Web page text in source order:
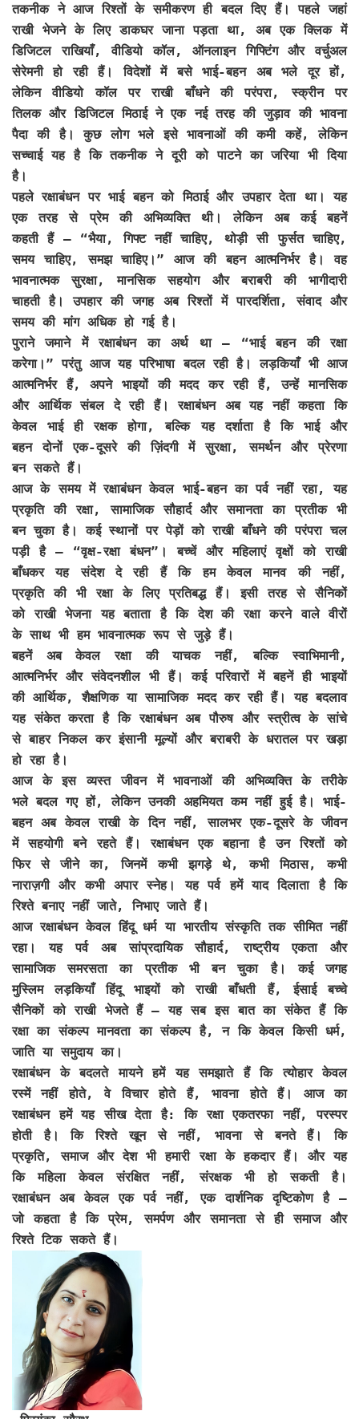
तकनीक ने आज रिश्तों के समीकरण ही बदल दिए हैं। पहले जहां
राखी भेजने के लिए डाकघर जाना पड़ता था, अब एक क्लिक में
डिजिटल राखियाँ, वीडियो कॉल, ऑनलाइन गिफ्टिंग और वर्चुअल
सेरेमनी हो रही हैं। विदेशों में बसे भाई-बहन अब भले दूर हों,
लेकिन वीडियो कॉल पर राखी बाँधने की परंपरा, स्क्रीन पर
तिलक और डिजिटल मिठाई ने एक नई तरह की जुड़ाव की भावना
पैदा की है। कुछ लोग भले इसे भावनाओं की कमी कहें, लेकिन
सच्चाई यह है कि तकनीक ने दूरी को पाटने का जरिया भी दिया
है।
पहले रक्षाबंधन पर भाई बहन को मिठाई और उपहार देता था। यह
एक तरह से प्रेम की अभिव्यक्ति थी। लेकिन अब कई बहनें
कहती हैं — “भैया, गिफ्ट नहीं चाहिए, थोड़ी सी फुर्सत चाहिए,
समय चाहिए, समझ चाहिए।” आज की बहन आत्मनिर्भर है। वह
भावनात्मक सुरक्षा, मानसिक सहयोग और बराबरी की भागीदारी
चाहती है। उपहार की जगह अब रिश्तों में पारदर्शिता, संवाद और
समय की मांग अधिक हो गई है।
पुराने जमाने में रक्षाबंधन का अर्थ था — “भाई बहन की रक्षा
करेगा।” परंतु आज यह परिभाषा बदल रही है। लड़कियाँ भी आज
आत्मनिर्भर हैं, अपने भाइयों की मदद कर रही हैं, उन्हें मानसिक
और आर्थिक संबल दे रही हैं। रक्षाबंधन अब यह नहीं कहता कि
केवल भाई ही रक्षक होगा, बल्कि यह दर्शाता है कि भाई और
बहन दोनों एक-दूसरे की ज़िंदगी में सुरक्षा, समर्थन और प्रेरणा
बन सकते हैं।
आज के समय में रक्षाबंधन केवल भाई-बहन का पर्व नहीं रहा, यह
प्रकृति की रक्षा, सामाजिक सौहार्द और समानता का प्रतीक भी
बन चुका है। कई स्थानों पर पेड़ों को राखी बाँधने की परंपरा चल
पड़ी है — “वृक्ष-रक्षा बंधन”। बच्चें और महिलाएं वृक्षों को राखी
बाँधकर यह संदेश दे रही हैं कि हम केवल मानव की नहीं,
प्रकृति की भी रक्षा के लिए प्रतिबद्ध हैं। इसी तरह से सैनिकों
को राखी भेजना यह बताता है कि देश की रक्षा करने वाले वीरों
के साथ भी हम भावनात्मक रूप से जुड़े हैं।
बहनें अब केवल रक्षा की याचक नहीं, बल्कि स्वाभिमानी,
आत्मनिर्भर और संवेदनशील भी हैं। कई परिवारों में बहनें ही भाइयों
की आर्थिक, शैक्षणिक या सामाजिक मदद कर रही हैं। यह बदलाव
यह संकेत करता है कि रक्षाबंधन अब पौरुष और स्त्रीत्व के सांचे
से बाहर निकल कर इंसानी मूल्यों और बराबरी के धरातल पर खड़ा
हो रहा है।
आज के इस व्यस्त जीवन में भावनाओं की अभिव्यक्ति के तरीके
भले बदल गए हों, लेकिन उनकी अहमियत कम नहीं हुई है। भाई-
बहन अब केवल राखी के दिन नहीं, सालभर एक-दूसरे के जीवन
में सहयोगी बने रहते हैं। रक्षाबंधन एक बहाना है उन रिश्तों को
फिर से जीने का, जिनमें कभी झगड़े थे, कभी मिठास, कभी
नाराज़गी और कभी अपार स्नेह। यह पर्व हमें याद दिलाता है कि
रिश्ते बनाए नहीं जाते, निभाए जाते हैं।
आज रक्षाबंधन केवल हिंदू धर्म या भारतीय संस्कृति तक सीमित नहीं
रहा। यह पर्व अब सांप्रदायिक सौहार्द, राष्ट्रीय एकता और
सामाजिक समरसता का प्रतीक भी बन चुका है। कई जगह
मुस्लिम लड़कियाँ हिंदू भाइयों को राखी बाँधती हैं, ईसाई बच्चे
सैनिकों को राखी भेजते हैं — यह सब इस बात का संकेत हैं कि
रक्षा का संकल्प मानवता का संकल्प है, न कि केवल किसी धर्म,
जाति या समुदाय का।
रक्षाबंधन के बदलते मायने हमें यह समझाते हैं कि त्योहार केवल
रस्में नहीं होते, वे विचार होते हैं, भावना होते हैं। आज का
रक्षाबंधन हमें यह सीख देता है: कि रक्षा एकतरफा नहीं, परस्पर
होती है। कि रिश्ते खून से नहीं, भावना से बनते हैं। कि
प्रकृति, समाज और देश भी हमारी रक्षा के हकदार हैं। और यह
कि महिला केवल संरक्षित नहीं, संरक्षक भी हो सकती है।
रक्षाबंधन अब केवल एक पर्व नहीं, एक दार्शनिक दृष्टिकोण है —
जो कहता है कि प्रेम, समर्पण और समानता से ही समाज और
रिश्ते टिक सकते हैं।